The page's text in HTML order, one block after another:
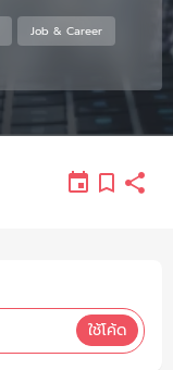
Job & Career
ใช้โค้ด